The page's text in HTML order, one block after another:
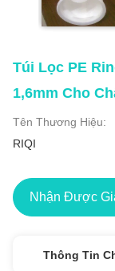
Túi Lọc PE
1,6mm Cho
Tên Thương Hiệu:
RIQI
Nhận Được
Thông Tin